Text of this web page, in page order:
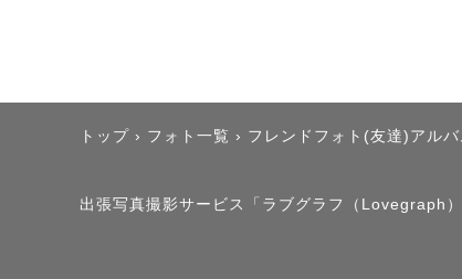
・写
- - - -
トップ › フォト一覧 › フレンドフォト(友達)アルバ
出張写真撮影サービス「ラブグラフ（Lovegraph